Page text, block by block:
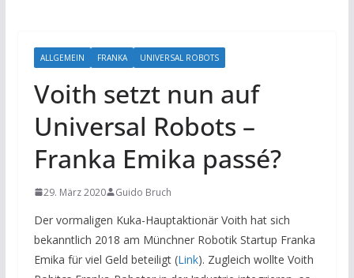
ALLGEMEIN FRANKA UNIVERSAL ROBOTS
Voith setzt nun auf
Universal Robots –
Franka Emika passé?
29. März 2020 Guido Bruch
Der vormaligen Kuka-Hauptaktionär Voith hat sich
bekanntlich 2018 am Münchner Robotik Startup Franka
Emika für viel Geld beteiligt (Link). Zugleich wollte Voith